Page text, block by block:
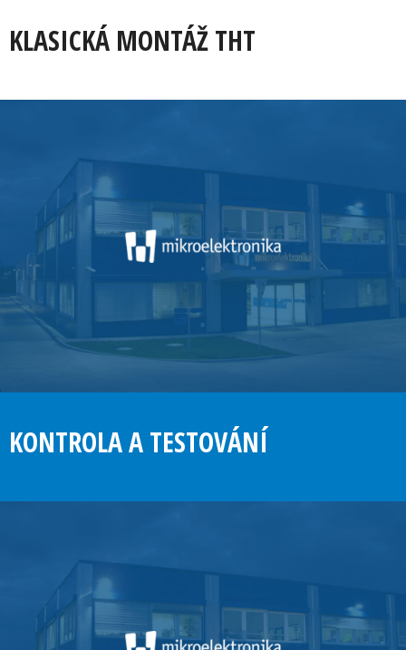
KLASICKÁ MONTÁŽ THT
KONTROLA A TESTOVÁNÍ